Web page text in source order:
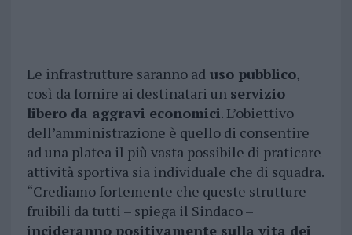
Le infrastrutture saranno aduso pubblico,
così da fornire ai destinatari un servizio
libero da aggravi economici. L’obiettivo
dell’amministrazione è quello di consentire
ad una platea il più vasta possibile di praticare
attività sportiva sia individuale che di squadra.
“Crediamo fortemente che queste strutture
fruibili da tutti – spiega il Sindaco –
incideranno positivamente sulla vita dei